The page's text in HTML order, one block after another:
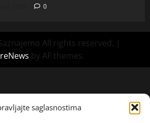
saglasnostima
0
All rights reserved. |
by AF themes.